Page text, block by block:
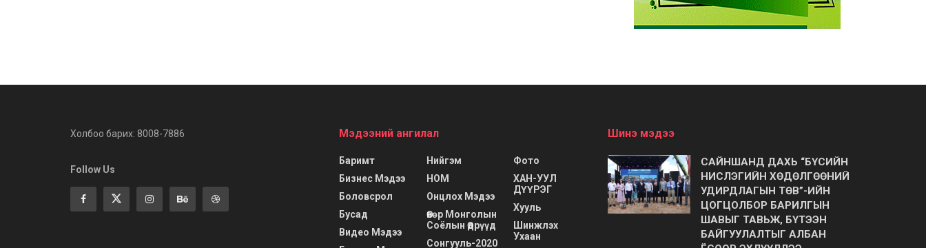
Холбоо барих: 8008-7886
Follow Us
Мэдээний ангилал
Баримт
Бизнес Мэдээ
Боловсрол
Бусад
Видео Мэдээ
Нийгэм
НОМ
Онцлох Мэдээ
Өвөр Монголын
Соёлын Өдрүүд
Сонгууль-2020
Фото
ХАН-УУЛ
ДҮҮРЭГ
Хууль
Шинжлэх
Ухаан
Шинэ мэдээ
САЙНШАНД ДАХЬ “БҮСИЙН
НИСЛЭГИЙН ХӨДӨЛГӨӨНИЙ
УДИРДЛАГЫН ТӨВ”-ИЙН
ЦОГЦОЛБОР БАРИЛГЫН
ШАВЫГ ТАВЬЖ, БҮТЭЭН
БАЙГУУЛАЛТЫГ АЛБАН